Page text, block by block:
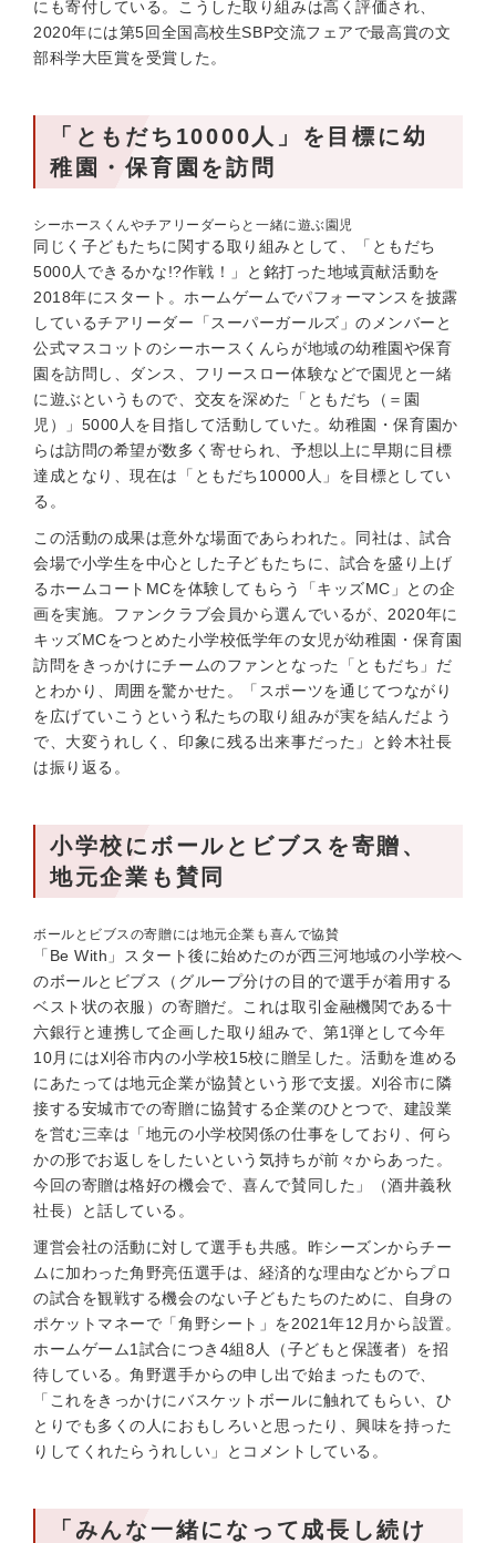
にも寄付している。こうした取り組みは高く評価され、
2020年には第5回全国高校生SBP交流フェアで最高賞の文
部科学大臣賞を受賞した。
「ともだち10000人」を目標に幼
稚園・保育園を訪問
シーホースくんやチアリーダーらと一緒に遊ぶ園児
同じく子どもたちに関する取り組みとして、「ともだち
5000人できるかな!?作戦！」と銘打った地域貢献活動を
2018年にスタート。ホームゲームでパフォーマンスを披露
しているチアリーダー「スーパーガールズ」のメンバーと
公式マスコットのシーホースくんらが地域の幼稚園や保育
園を訪問し、ダンス、フリースロー体験などで園児と一緒
に遊ぶというもので、交友を深めた「ともだち（＝園
児）」5000人を目指して活動していた。幼稚園・保育園か
らは訪問の希望が数多く寄せられ、予想以上に早期に目標
達成となり、現在は「ともだち10000人」を目標としてい
る。
この活動の成果は意外な場面であらわれた。同社は、試合
会場で小学生を中心とした子どもたちに、試合を盛り上げ
るホームコートMCを体験してもらう「キッズMC」との企
画を実施。ファンクラブ会員から選んでいるが、2020年に
キッズMCをつとめた小学校低学年の女児が幼稚園・保育園
訪問をきっかけにチームのファンとなった「ともだち」だ
とわかり、周囲を驚かせた。「スポーツを通じてつながり
を広げていこうという私たちの取り組みが実を結んだよう
で、大変うれしく、印象に残る出来事だった」と鈴木社長
は振り返る。
小学校にボールとビブスを寄贈、
地元企業も賛同
ボールとビブスの寄贈には地元企業も喜んで協賛
「Be With」スタート後に始めたのが西三河地域の小学校へ
のボールとビブス（グループ分けの目的で選手が着用する
ベスト状の衣服）の寄贈だ。これは取引金融機関である十
六銀行と連携して企画した取り組みで、第1弾として今年
10月には刈谷市内の小学校15校に贈呈した。活動を進める
にあたっては地元企業が協賛という形で支援。刈谷市に隣
接する安城市での寄贈に協賛する企業のひとつで、建設業
を営む三幸は「地元の小学校関係の仕事をしており、何ら
かの形でお返しをしたいという気持ちが前々からあった。
今回の寄贈は格好の機会で、喜んで賛同した」（酒井義秋
社長）と話している。
運営会社の活動に対して選手も共感。昨シーズンからチー
ムに加わった角野亮伍選手は、経済的な理由などからプロ
の試合を観戦する機会のない子どもたちのために、自身の
ポケットマネーで「角野シート」を2021年12月から設置。
ホームゲーム1試合につき4組8人（子どもと保護者）を招
待している。角野選手からの申し出で始まったもので、
「これをきっかけにバスケットボールに触れてもらい、ひ
とりでも多くの人におもしろいと思ったり、興味を持った
りしてくれたらうれしい」とコメントしている。
「みんな一緒になって成長し続け